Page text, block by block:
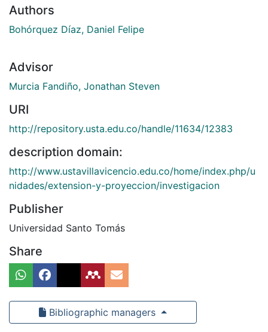
Authors
Bohórquez Díaz, Daniel Felipe
Advisor
Murcia Fandiño, Jonathan Steven
URI
http://repository.usta.edu.co/handle/11634/12383
description domain:
http://www.ustavillavicencio.edu.co/home/index.php/u
nidades/extension-y-proyeccion/investigacion
Publisher
Universidad Santo Tomás
Share
Bibliographic managers